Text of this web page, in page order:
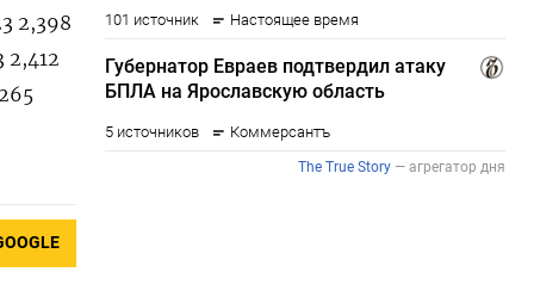
2,398
2,412